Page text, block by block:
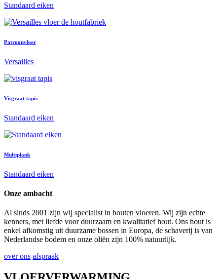
Standaard eiken
Patroonvloer
Versailles
Visgraat tapis
Standaard eiken
Multiplank
Standaard eiken
Onze ambacht
Al sinds 2001 zijn wij specialist in houten vloeren. Wij zijn echte
kenners, met liefde voor duurzaam en kwalitatief hout. Ons hout is
enkel afkomstig uit duurzame bossen in Europa, de schaverij is van
Nederlandse bodem en onze oliën zijn 100% natuurlijk.
over ons afspraak